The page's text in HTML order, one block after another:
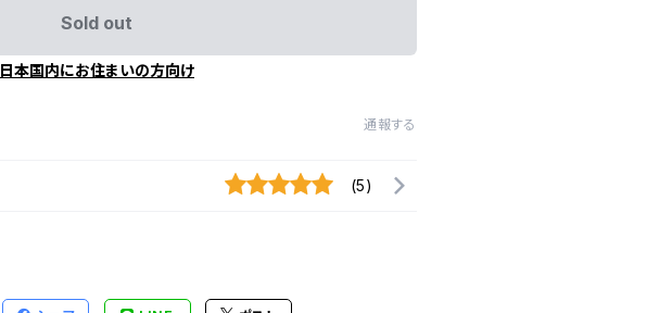
Sold out
日本国内にお住まいの方向け
通報する
(5)